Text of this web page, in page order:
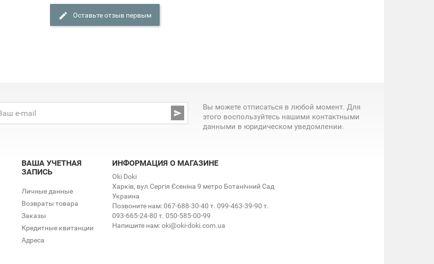
Оставьте отзыв первым

Вы можете отписаться в любой момент. Для
этого воспользуйтесь нашими контактными
данными в юридическом уведомлении.
ВАША УЧЕТНАЯ
ЗАПИСЬ
Личные данные
Возвраты товара
Заказы
Кредитные квитанции
Адреса
ИНФОРМАЦИЯ О МАГАЗИНЕ
Oki Doki
Харків, вул.Сергія Єсеніна 9 метро Ботанічний Сад
Украина
Позвоните нам:067-688-30-40 т. 099-463-39-90 т.
093-665-24-80 т. 050-585-00-99
Напишите нам:oki@oki-doki.com.ua